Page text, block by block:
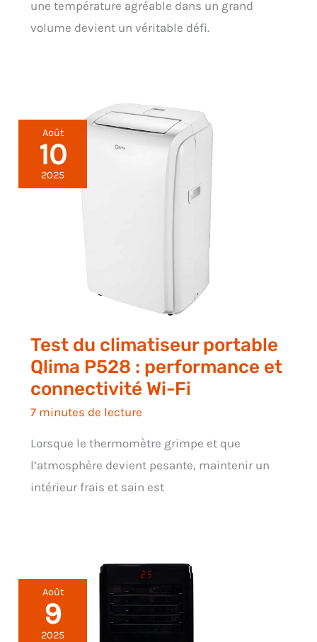
une température agréable dans un grand
volume devient un véritable défi.
Août
10
2025
Test du climatiseur portable
Qlima P528 : performance et
connectivité Wi-Fi
7 minutes de lecture
Lorsque le thermomètre grimpe et que
l’atmosphère devient pesante, maintenir un
intérieur frais et sain est
Août
9
2025